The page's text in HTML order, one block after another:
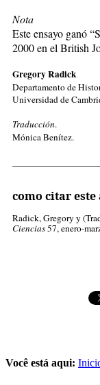
Nota
Este ensayo ganó
2000 en el British
Gregory Radick
Departamento de
Universidad de
Traducción.
Mónica Benítez.
como citar
Radick, Gregory y
Ciencias57, enero-
Você está aqui: